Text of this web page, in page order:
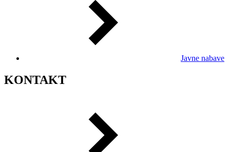
Javne nabave
KONTAKT